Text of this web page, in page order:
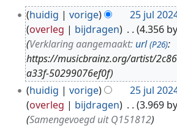
huidig vorige 25 jul
overleg
bijdragen 4.356
Verklaring aangemaakt: url (P26):
https://musicbrainz.org/artist/
a33f-50299076ef0f
huidig
vorige 25 jul
overleg
bijdragen 3.969
Samengevoegd uit Q151812